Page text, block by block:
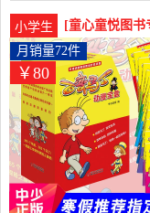
小学生
[童心童悦图
集13册 漫画书
￥80
月销量72件